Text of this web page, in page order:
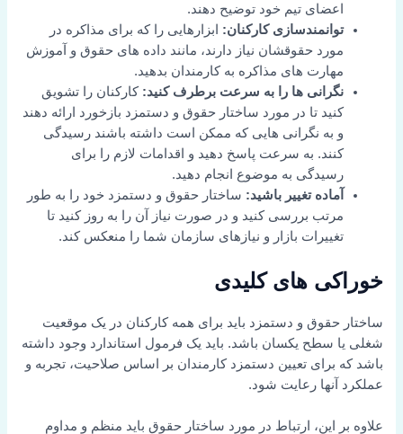
اعضای تیم خود توضیح دهند.
توانمندسازی کارکنان: ابزارهایی را که برای مذاکره در
مورد حقوقشان نیاز دارند، مانند داده های حقوق و آموزش
مهارت های مذاکره به کارمندان بدهید.
نگرانی ها را به سرعت برطرف کنید: کارکنان را تشویق
کنید تا در مورد ساختار حقوق و دستمزد بازخورد ارائه دهند
و به نگرانی هایی که ممکن است داشته باشند رسیدگی
کنند. به سرعت پاسخ دهید و اقدامات لازم را برای
رسیدگی به موضوع انجام دهید.
آماده تغییر باشید: ساختار حقوق و دستمزد خود را به طور
مرتب بررسی کنید و در صورت نیاز آن را به روز کنید تا
تغییرات بازار و نیازهای سازمان شما را منعکس کند.
خوراکی های کلیدی
ساختار حقوق و دستمزد باید برای همه کارکنان در یک موقعیت
شغلی یا سطح یکسان باشد. باید یک فرمول استاندارد وجود داشته
باشد که برای تعیین دستمزد کارمندان بر اساس صلاحیت، تجربه و
عملکرد آنها رعایت شود.
علاوه بر این، ارتباط در مورد ساختار حقوق باید منظم و مداوم